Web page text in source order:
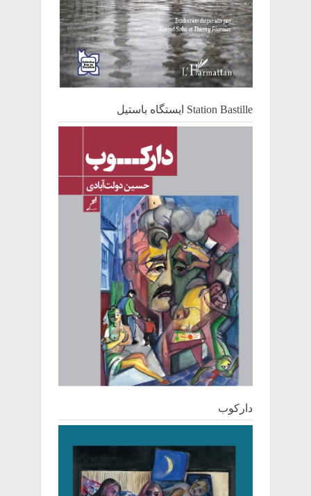
Station Bastille ایستگاه باستیل
دارکوب